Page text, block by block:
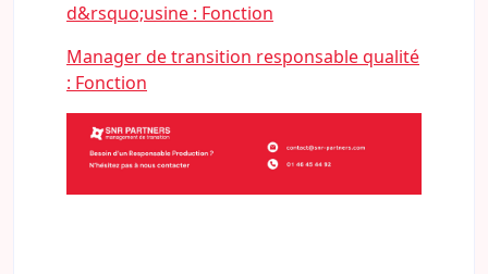
d&rsquo;usine : Fonction
Manager de transition responsable qualité
: Fonction